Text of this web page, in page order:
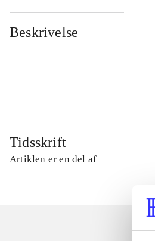
Beskrivelse
Tidsskrift
Artiklen er en del af